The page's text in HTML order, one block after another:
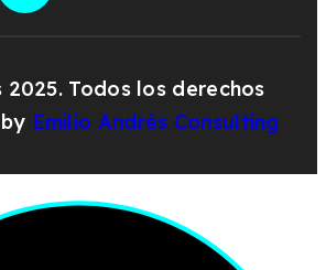
2025. Todos los derechos
Emilio Andrés Consulting